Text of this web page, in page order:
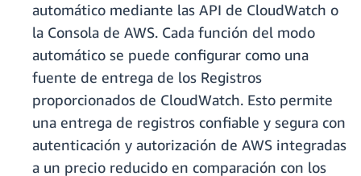
automático mediante las API de CloudWatch o
la Consola de AWS. Cada función del modo
automático se puede configurar como una
fuente de entrega de los Registros
proporcionados de CloudWatch. Esto permite
una entrega de registros confiable y segura con
autenticación y autorización de AWS integradas
a un precio reducido en comparación con los